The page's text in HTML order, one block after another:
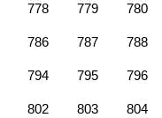
778 779 780
786 787 788
794 795 796
802 803 804